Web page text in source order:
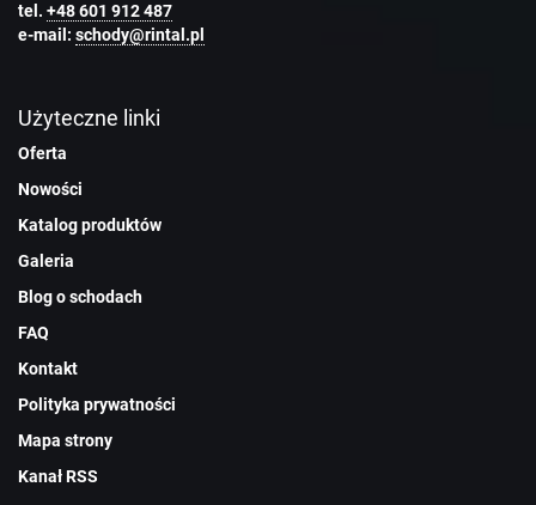
tel. +48 601 912 487
e-mail: schody@rintal.pl
Użyteczne linki
Oferta
Nowości
Katalog produktów
Galeria
Blog o schodach
FAQ
Kontakt
Polityka prywatności
Mapa strony
Kanał RSS